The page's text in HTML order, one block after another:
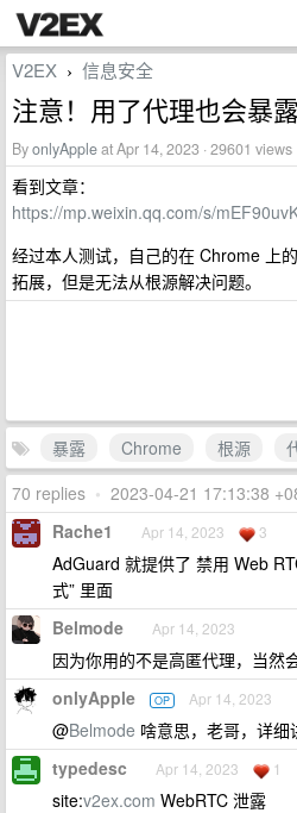
V2EX › 信息安全
注意！用了代理也会暴
ByonlyAppleat Apr 14, 2023 · 29601 views
看到文章：
https://mp.weixin.qq.com/s/
经过本人测试，自己的在 Chrome 上
拓展，但是无法从根源解决问题。
暴露 Chrome 根源
70 replies • 2023-04-21 17:13:38
Rache1 Apr 14, 2023 3
AdGuard 就提供了 禁用 Web
式” 里面
Belmode Apr 14, 2023
因为你用的不是高匿代理，当然
onlyApple OP Apr 14, 2023
@Belmode 啥意思，老哥，详细
typedesc Apr 14, 2023 1
site:v2ex.com WebRTC 泄露